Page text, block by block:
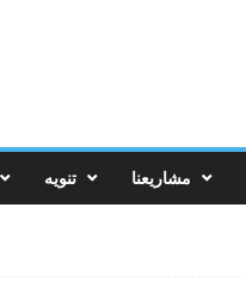
تنويه مشاريعنا